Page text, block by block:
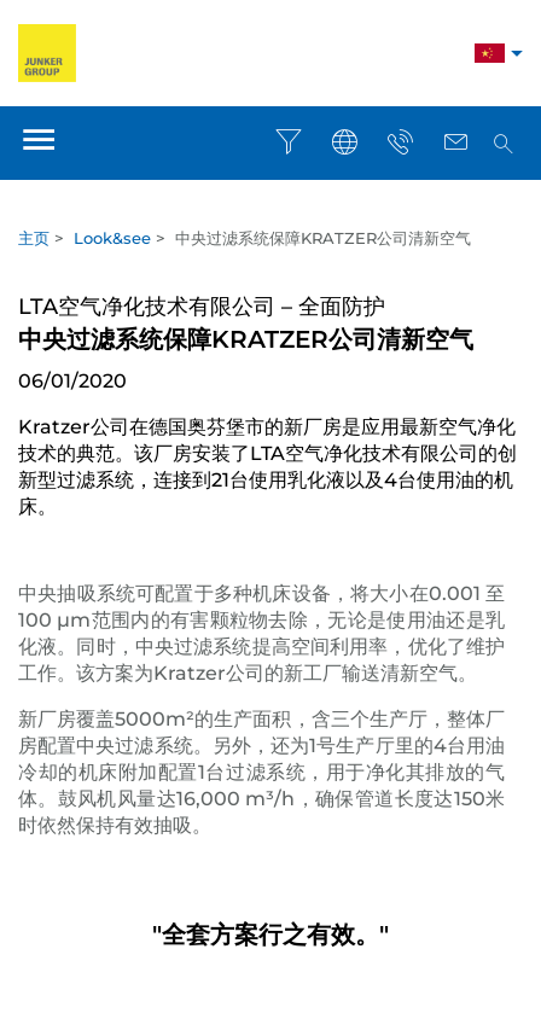
主页 > Look&see > 中央过滤系统保障KRATZER公司清新空气
LTA空气净化技术有限公司 – 全面防护
中央过滤系统保障KRATZER公司清新空气
06/01/2020
Kratzer公司在德国奥芬堡市的新厂房是应用最新空气净化
技术的典范。该厂房安装了LTA空气净化技术有限公司的创
新型过滤系统，连接到21台使用乳化液以及4台使用油的机
床。
中央抽吸系统可配置于多种机床设备，将大小在0.001 至
100 μm范围内的有害颗粒物去除，无论是使用油还是乳
化液。同时，中央过滤系统提高空间利用率，优化了维护
工作。该方案为Kratzer公司的新工厂输送清新空气。
新厂房覆盖5000m²的生产面积，含三个生产厅，整体厂
房配置中央过滤系统。另外，还为1号生产厅里的4台用油
冷却的机床附加配置1台过滤系统，用于净化其排放的气
体。鼓风机风量达16,000 m³/h，确保管道长度达150米
时依然保持有效抽吸。
"全套方案行之有效。"